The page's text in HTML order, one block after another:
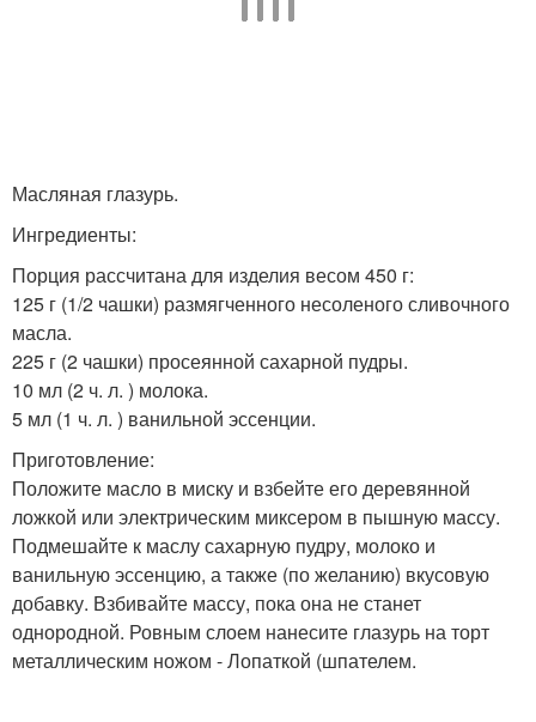
Масляная глазурь.
Ингредиенты:
Порция рассчитана для изделия весом 450 г:
125 г (1/2 чашки) размягченного несоленого сливочного
масла.
225 г (2 чашки) просеянной сахарной пудры.
10 мл (2 ч. л. ) молока.
5 мл (1 ч. л. ) ванильной эссенции.
Приготовление:
Положите масло в миску и взбейте его деревянной
ложкой или электрическим миксером в пышную массу.
Подмешайте к маслу сахарную пудру, молоко и
ванильную эссенцию, а также (по желанию) вкусовую
добавку. Взбивайте массу, пока она не станет
однородной. Ровным слоем нанесите глазурь на торт
металлическим ножом - Лопаткой (шпателем.